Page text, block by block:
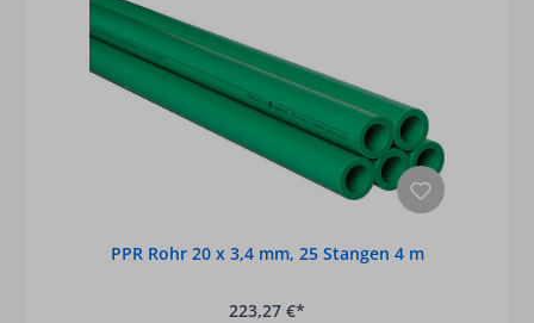
PPR Rohr 20 x 3,4 mm, 25 Stangen 4 m
223,27 €*